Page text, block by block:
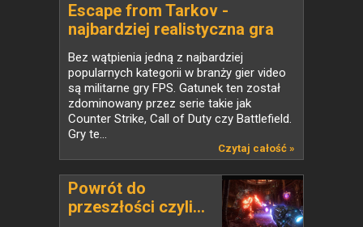
Escape from Tarkov -
najbardziej realistyczna gra
dla fanów militariów
Bez wątpienia jedną z najbardziej
popularnych kategorii w branży gier video
są militarne gry FPS. Gatunek ten został
zdominowany przez serie takie jak
Counter Strike, Call of Duty czy Battlefield.
Gry te...
Czytaj całość »
Powrót do
przeszłości czyli...